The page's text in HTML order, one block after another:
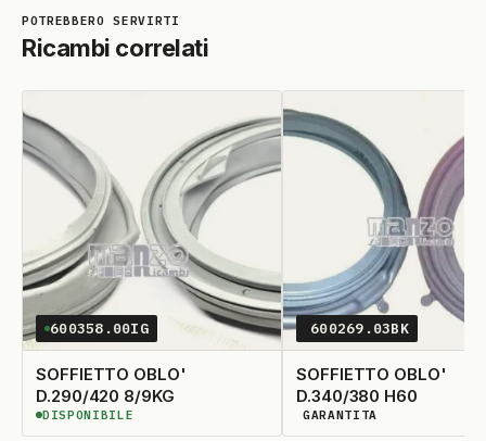
Ricambi correlati
600358.00IG
SOFFIETTO OBLO'
D.290/420 8/9KG
DISPONIBILE
DISPONIBILE
600269.03BK
SOFFIETTO OBLO'
D.340/380 H60
DISPONIBILITÀ GARANTITA
GARANTITA